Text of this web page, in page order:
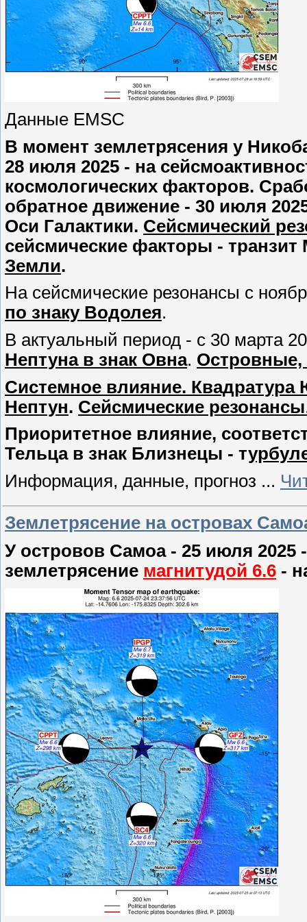
Данные EMSC
В момент землетрясения у
28 июля 2025 - на
космологических факторов.
обратное движение - 30 июля
Оси Галактики. Сейсмический
сейсмические факторы -
Земли.
На сейсмические резонансы с
по знаку Водолея.
В актуальный период - с 30 марта
Нептуна в знак Овна. Островные,
Системное влияние. Квадратура
Нептун. Сейсмические резонансы
Приоритетное влияние,
Тельца в знак Близнецы - т
Информация, данные, прогноз ...
Землетрясение на островах
У островов Самоа - 25 июля 2025
землетрясение магнитудой 6.6 -